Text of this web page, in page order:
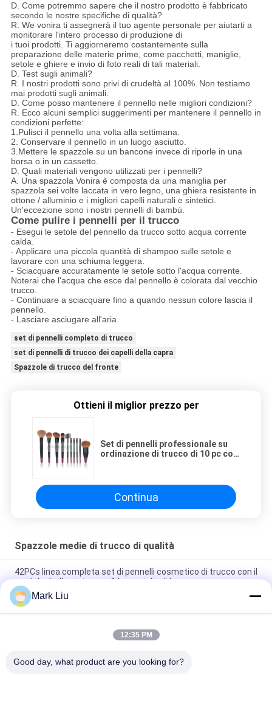
D. Come potremmo sapere che il nostro prodotto è fabbricato
secondo le nostre specifiche di qualità?
R. We vonira ti assegnerà il tuo agente personale per aiutarti a
monitorare l'intero processo di produzione di
i tuoi prodotti. Ti aggiorneremo costantemente sulla
preparazione delle materie prime, come pacchetti, maniglie,
setole e ghiere e invio di foto reali di tali materiali.
D. Test sugli animali?
R. I nostri prodotti sono privi di crudeltà al 100%. Non testiamo
mai prodotti sugli animali.
D. Come posso mantenere il pennello nelle migliori condizioni?
R. Ecco alcuni semplici suggerimenti per mantenere il pennello in
condizioni perfette:
1.Pulisci il pennello una volta alla settimana.
2. Conservare il pennello in un luogo asciutto.
3.Mettere le spazzole su un bancone invece di riporle in una
borsa o in un cassetto.
D. Quali materiali vengono utilizzati per i pennelli?
A. Una spazzola Vonira è composta da una maniglia per
spazzola sei volte laccata in vero legno, una ghiera resistente in
ottone / alluminio e i migliori capelli naturali e sintetici.
Un'eccezione sono i nostri pennelli di bambù.
Come pulire i pennelli per il trucco
- Esegui le setole del pennello da trucco sotto acqua corrente
calda.
- Applicare una piccola quantità di shampoo sulle setole e
lavorare con una schiuma leggera.
- Sciacquare accuratamente le setole sotto l'acqua corrente.
Noterai che l'acqua che esce dal pennello è colorata dal vecchio
trucco.
- Continuare a sciacquare fino a quando nessun colore lascia il
pennello.
- Lasciare asciugare all'aria.
set di pennelli completo di trucco
set di pennelli di trucco dei capelli della capra
Spazzole di trucco del fronte
Ottieni il miglior prezzo per
Set di pennelli professionale su
ordinazione di trucco di 10 pc con
Continua
Spazzole medie di trucco di qualità
42PCs linea completa set di pennelli cosmetico di trucco con il
puntale di alluminio rosa & la maniglia di legno nera opaca
Il trucco su misura dell'etichetta privata spazzola 24pcs con
due colori per scegliere
Set di pennelli di trucco dell'occhio delle spazzole 25pcs di
Mark Liu
12:35 PM
Good day, what product are you looking for?